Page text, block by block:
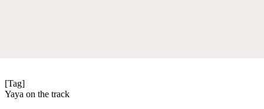
[Tag]
Yaya on the track